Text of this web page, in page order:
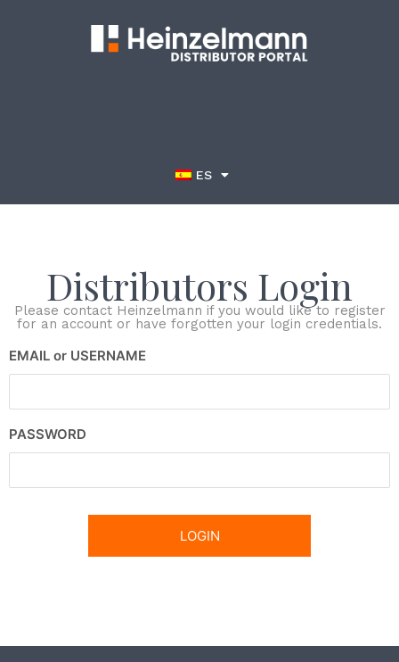
ES
Distributors Login
Please contact Heinzelmann if you would like to register
for an account or have forgotten your login credentials.
EMAIL or USERNAME
PASSWORD